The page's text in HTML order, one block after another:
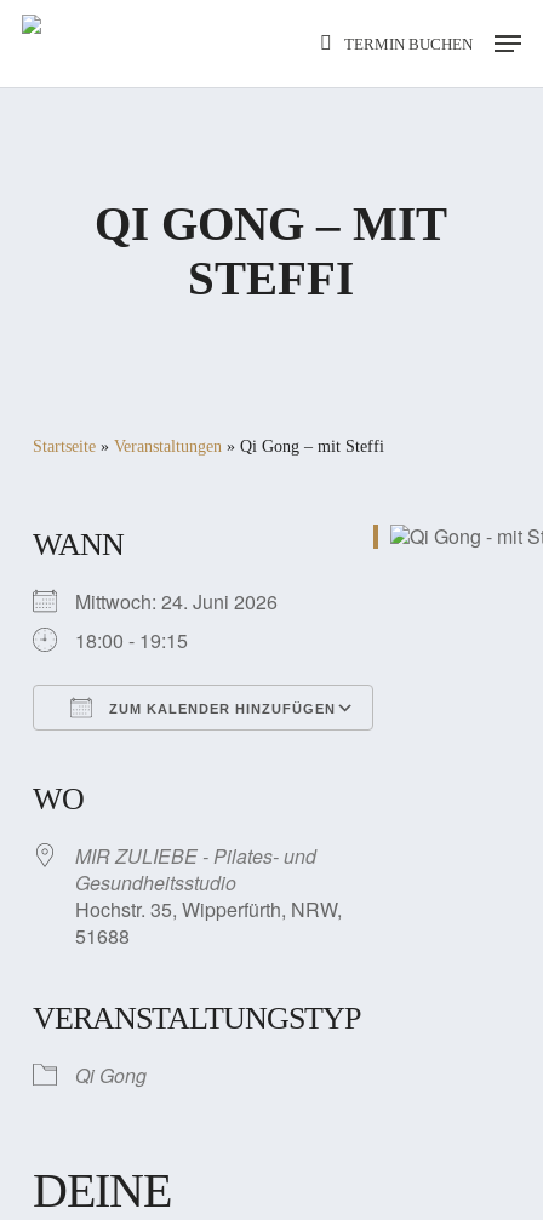
Skip
TERMIN BUCHEN
Menu
QI GONG – MIT
STEFFI
Startseite» Veranstaltungen» Qi Gong – mit Steffi
WANN
Mittwoch: 24. Juni 2026
18:00 - 19:15
ZUM KALENDER HINZUFÜGEN
WO
MIR ZULIEBE - Pilates- und
Gesundheitsstudio
Hochstr. 35, Wipperfürth, NRW,
51688
VERANSTALTUNGSTYP
Qi Gong
DEINE